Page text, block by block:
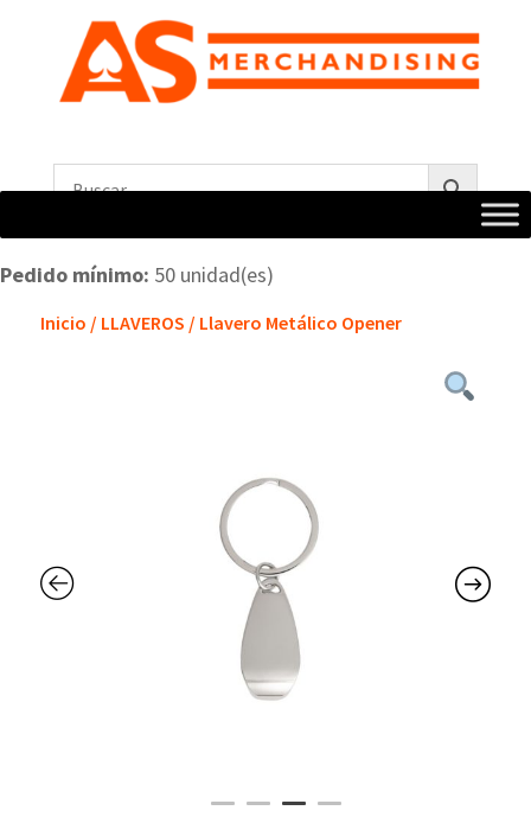
Pedido mínimo: 50 unidad(es)
Inicio / LLAVEROS / Llavero Metálico Opener